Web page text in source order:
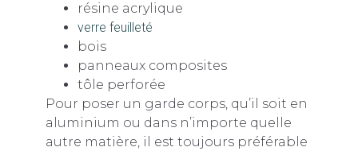
résine acrylique
verre feuilleté
bois
panneaux composites
tôle perforée
Pour poser un garde corps, qu’il soit en
aluminium ou dans n’importe quelle
autre matière, il est toujours préférable